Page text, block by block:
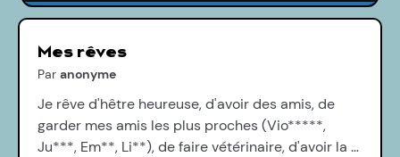
Mes rêves
Par anonyme
Je rêve d'hêtre heureuse, d'avoir des amis, de
garder mes amis les plus proches (Vio*****,
Ju***, Em**, Li**), de faire vétérinaire, d'avoir la …